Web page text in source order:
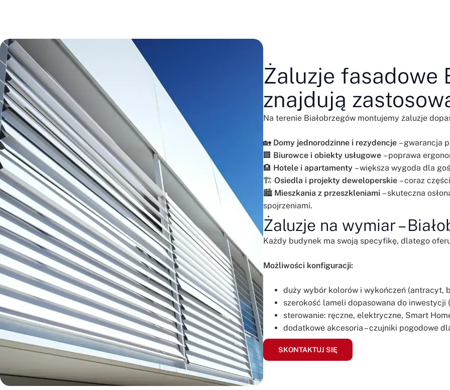
Żaluzje fasadowe
znajdują
Na terenie Białobrzegów montujemy żaluzje
🏡 Domy jednorodzinne i rezydencje – gwarancja
🏢 Biurowce i obiekty usługowe – poprawa
🏨 Hotele i apartamenty – większa wygoda dla
🏗️Osiedla i projekty deweloperskie – coraz
🏙️ Mieszkania z przeszkleniami – skuteczna
spojrzeniami.
Żaluzje na wymiar –
Każdy budynek ma swoją specyfikę, dlatego
Możliwości konfiguracji:
duży wybór kolorów i wykończeń (antracyt,
szerokość lameli dopasowana do inwestycji
sterowanie: ręczne, elektryczne, Smart
dodatkowe akcesoria – czujniki pogodowe
SKONTAKTUJ SIĘ